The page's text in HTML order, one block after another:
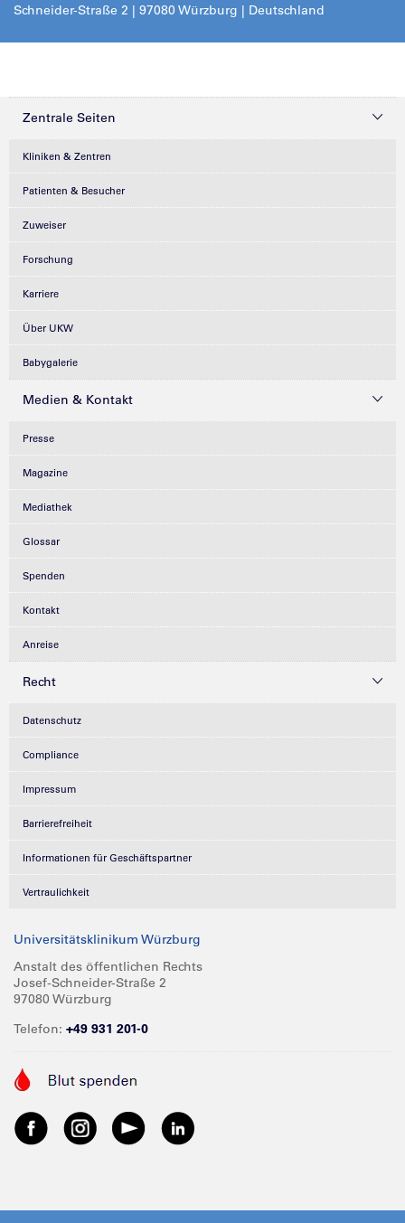
Schneider-Straße 2 | 97080 Würzburg | Deutschland
Zentrale Seiten
Kliniken & Zentren
Patienten & Besucher
Zuweiser
Forschung
Karriere
Über UKW
Babygalerie
Medien & Kontakt
Presse
Magazine
Mediathek
Glossar
Spenden
Kontakt
Anreise
Recht
Datenschutz
Compliance
Impressum
Barrierefreiheit
Informationen für Geschäftspartner
Vertraulichkeit
Universitätsklinikum Würzburg
Anstalt des öffentlichen Rechts
Josef-Schneider-Straße 2
97080 Würzburg
Telefon: +49 931 201-0